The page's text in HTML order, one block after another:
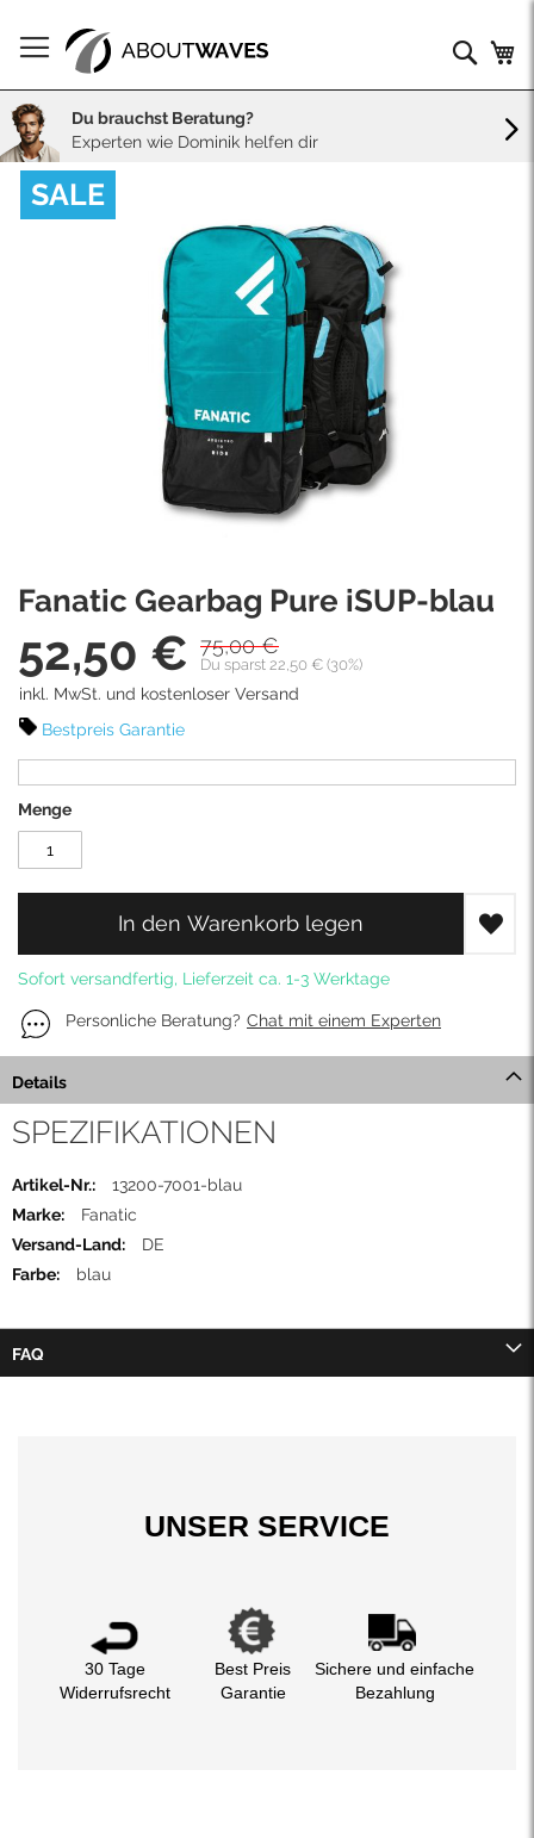
zum
Inhalt
Du brauchst Beratung?
Experten wie Dominik helfen dir
Fanatic Gearbag Pure iSUP-blau
75,00 €
Du sparst 22,50 € (30%)
Sonderpreis
52,50 €
inkl. MwSt. und kostenloser Versand
Bestpreis Garantie
Menge
In den Warenkorb legen
Sofort versandfertig, Lieferzeit ca. 1-3 Werktage
Personliche Beratung? Chat mit einem Experten
Skip
toSALE
to
beginning
of
the
images
Details
SPEZIFIKATIONEN
Mehr
Informationen
13200-7001-blau
Fanatic
DE
blau
FAQ
UNSER SERVICE
30 Tage
Widerrufsrecht
Best Preis
Garantie
Sichere und einfache
Bezahlung